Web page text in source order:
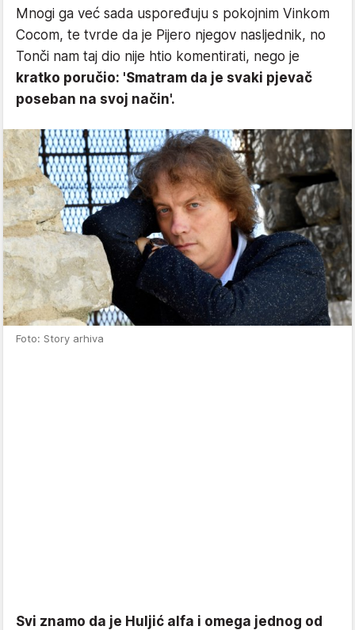
Mnogi ga već sada uspoređuju s pokojnim Vinkom
Cocom, te tvrde da je Pijero njegov nasljednik, no
Tonči nam taj dio nije htio komentirati, nego je
kratko poručio: 'Smatram da je svaki pjevač
poseban na svoj način'.
Foto: Story arhiva
Svi znamo da je Huljić alfa i omega jednog od